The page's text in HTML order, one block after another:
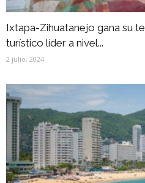
Ixtapa-Zihuatanejo gana su
turístico líder a nivel...
2 julio, 2024